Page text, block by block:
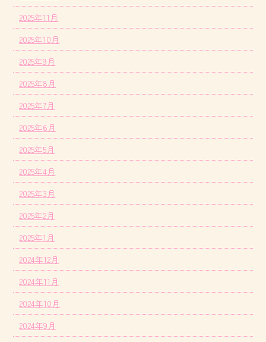
2025年11月
2025年10月
2025年9月
2025年8月
2025年7月
2025年6月
2025年5月
2025年4月
2025年3月
2025年2月
2025年1月
2024年12月
2024年11月
2024年10月
2024年9月